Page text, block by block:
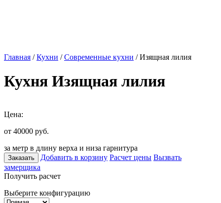
Главная /Кухни /Современные кухни / Изящная лилия
Кухня Изящная лилия
Цена:
от 40000 руб.
за метр в длину верха и низа гарнитура
Заказать Добавить в корзину Расчет цены Вызвать
замерщика
Получить расчет
Выберите конфигурацию